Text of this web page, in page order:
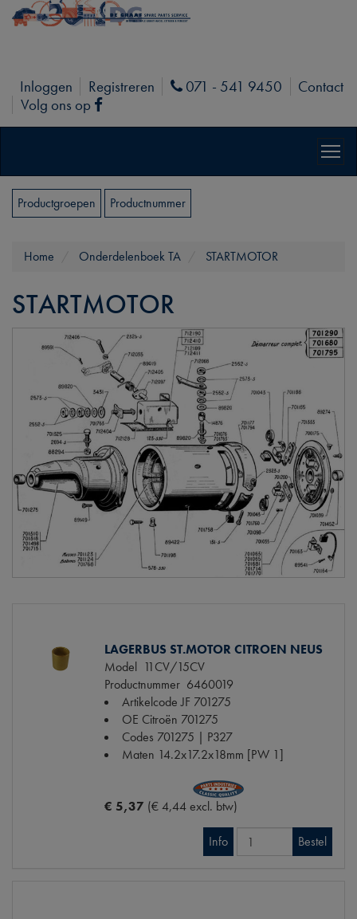
Inloggen Registreren Phone
071 - 541 9450
Contact
Volg ons op
Facebook
Productgroepen Productnummer
Home Onderdelenboek TA STARTMOTOR
STARTMOTOR
LAGERBUS ST.MOTOR CITROEN NEUS
Model 11CV/15CV
Productnummer 6460019
Artikelcode JF 701275
OE Citroën 701275
Codes 701275 | P327
Maten 14.2x17.2x18mm [PW 1]
€ 5,37 (€ 4,44 excl. btw)
Info Bestel